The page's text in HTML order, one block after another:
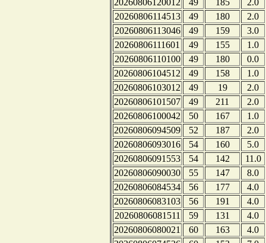
20260806120012
49 185
2.0
20260806114513
49 180
2.0
20260806113046
49 159
3.0
20260806111601
49 155
1.0
20260806110100
49 180
0.0
20260806104512
49 158
1.0
20260806103012
49 19
2.0
20260806101507
49 211
2.0
20260806100042
50 167
1.0
20260806094509
52 187
2.0
20260806093016
54 160
5.0
20260806091553
54 142
11.0
20260806090030
55 147
8.0
20260806084534
56 177
4.0
20260806083103
56 191
4.0
20260806081511
59 131
4.0
20260806080021
60 163
4.0